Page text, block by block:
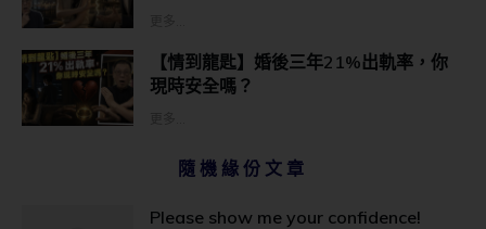
【情到龍匙】婚後三年21%出軌率，你
現時安全嗎？
隨機緣份文章
Please show me your confidence!